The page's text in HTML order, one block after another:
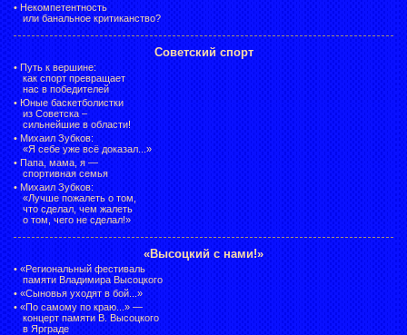
• Некомпетентность
или банальное критиканство?
Советский спорт
• Путь к вершине:
как спорт превращает
нас в победителей
• Юные баскетболистки
из Советска –
сильнейшие в области!
• Михаил Зубков:
«Я себе уже всё доказал...»
• Папа, мама, я —
спортивная семья
• Михаил Зубков:
«Лучше пожалеть о том,
что сделал, чем жалеть
о том, чего не сделал!»
«Высоцкий с нами!»
• «Региональный фестиваль
памяти Владимира Высоцкого
• «Сыновья уходят в бой...»
• «По самому по краю...» —
концерт памяти В. Высоцкого
в Ярграде